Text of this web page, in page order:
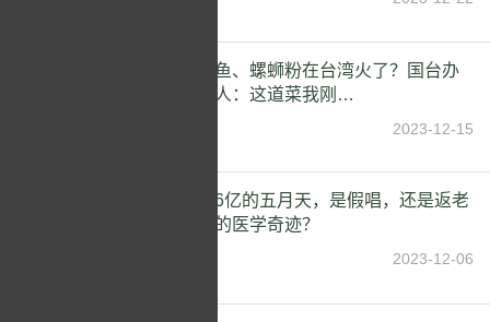
酸菜鱼、螺蛳粉在台湾火了？国台办
发言人：这道菜我刚…
2023-12-15
捞金6亿的五月天，是假唱，还是返老
还童的医学奇迹？
2023-12-06